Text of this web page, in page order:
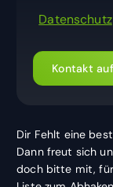
Datenschutz
Kontakt
Dir Fehlt eine
Dann freut sich
doch bitte mit, für